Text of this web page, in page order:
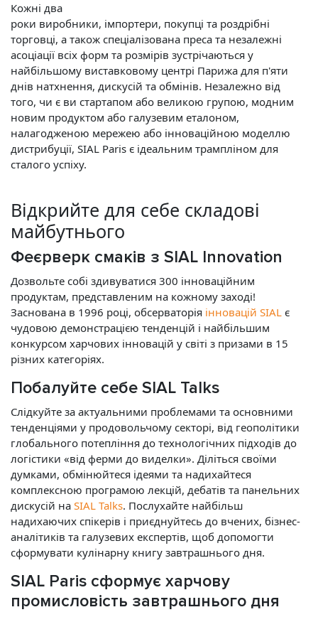
Кожні два
роки виробники, імпортери, покупці та роздрібні
торговці, а також спеціалізована преса та незалежні
асоціації всіх форм та розмірів зустрічаються у
найбільшому виставковому центрі Парижа для п'яти
днів натхнення, дискусій та обмінів. Незалежно від
того, чи є ви стартапом або великою групою, модним
новим продуктом або галузевим еталоном,
налагодженою мережею або інноваційною моделлю
дистрибуції, SIAL Paris є ідеальним трампліном для
сталого успіху.
Відкрийте для себе складові
майбутнього
Феєрверк смаків з SIAL Innovation
Дозвольте собі здивуватися 300 інноваційним
продуктам, представленим на кожному заході!
Заснована в 1996 році, обсерваторія інновацій SIAL є
чудовою демонстрацією тенденцій і найбільшим
конкурсом харчових інновацій у світі з призами в 15
різних категоріях.
Побалуйте себе SIAL Talks
Слідкуйте за актуальними проблемами та основними
тенденціями у продовольчому секторі, від геополітики
глобального потепління до технологічних підходів до
логістики «від ферми до виделки». Діліться своїми
думками, обмінюйтеся ідеями та надихайтеся
комплексною програмою лекцій, дебатів та панельних
дискусій на SIAL Talks. Послухайте найбільш
надихаючих спікерів і приєднуйтесь до вчених, бізнес-
аналітиків та галузевих експертів, щоб допомогти
сформувати кулінарну книгу завтрашнього дня.
SIAL Paris сформує харчову
промисловість завтрашнього дня